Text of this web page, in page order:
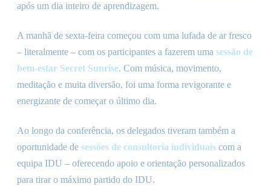
após um dia inteiro de aprendizagem.
A manhã de sexta-feira começou com uma lufada de ar fresco
– literalmente – com os participantes a fazerem uma sessão de
bem-estar Secret Sunrise. Com música, movimento,
meditação e muita diversão, foi uma forma revigorante e
energizante de começar o último dia.
Ao longo da conferência, os delegados tiveram também a
oportunidade de sessões de consultoria individuais com a
equipa IDU – oferecendo apoio e orientação personalizados
para tirar o máximo partido do IDU.